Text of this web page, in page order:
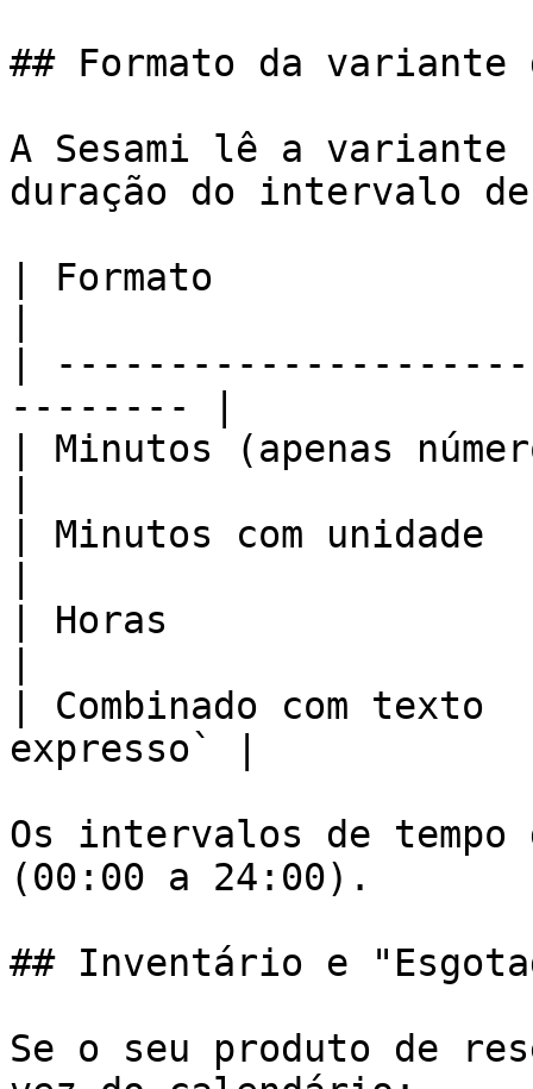
## Formato da variante
A Sesami lê a variante
duração do intervalo
| Formato
|
-------- |
| Minutos (apenas
| Minutos com
| Horas
| Combinado com
expresso` |
Os intervalos de tempo
(00:00 a 24:00).
## Inventário e
Se o seu produto de